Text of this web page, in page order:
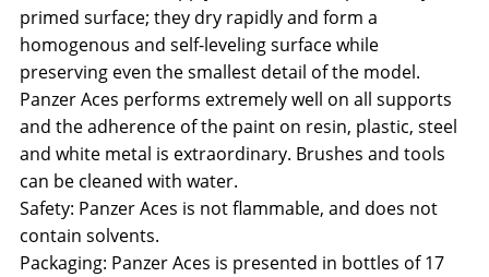
primed surface; they dry rapidly and form a
homogenous and self-leveling surface while
preserving even the smallest detail of the model.
Panzer Aces performs extremely well on all supports
and the adherence of the paint on resin, plastic, steel
and white metal is extraordinary. Brushes and tools
can be cleaned with water.
Safety: Panzer Aces is not flammable, and does not
contain solvents.
Packaging: Panzer Aces is presented in bottles of 17